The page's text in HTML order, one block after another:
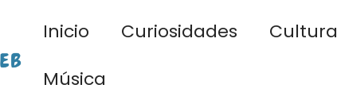
Inicio Curiosidades Cultura
Música